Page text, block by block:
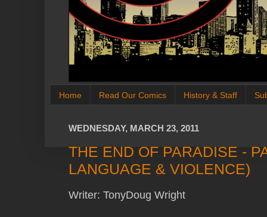
Home Read Our Comics History & Staff
WEDNESDAY, MARCH 23, 2011
THE END OF PARADISE -
LANGUAGE & VIOLENCE)
Writer: TonyDoug Wright